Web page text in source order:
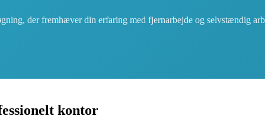
der fremhæver din erfaring med fjernarbejde og selvstændig
kontor